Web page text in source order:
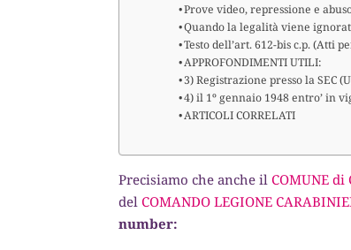
Prove video, repressione e
Quando la legalità viene
Testo dell’art. 612-bis c.p. (Atti
APPROFONDIMENTI UTILI:
3) Registrazione presso la SEC
4) il 1º gennaio 1948 entro’ in
ARTICOLI CORRELATI
Precisiamo che anche ilCOMUNE di
delCOMANDO LEGIONE
number: